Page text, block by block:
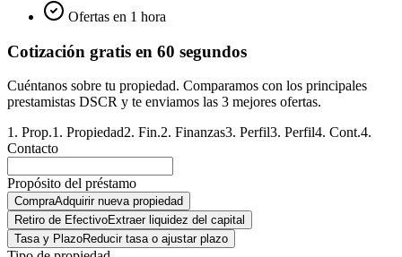
Ofertas en 1 hora
Cotización gratis en 60 segundos
Cuéntanos sobre tu propiedad. Comparamos con los principales
prestamistas DSCR y te enviamos las 3 mejores ofertas.
1 . Prop.1 . Propiedad2. Fin.2. Finanzas3. Perfil3. Perfil4. Cont.4.
Contacto
Propósito del préstamo
CompraAdquirir nueva propiedad
Retiro de EfectivoExtraer liquidez del capital
Tasa y PlazoReducir tasa o ajustar plazo